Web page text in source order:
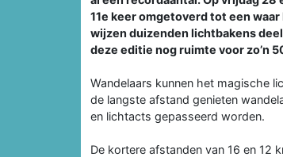
11e keer omgetoverd tot een
wijzen duizenden lichtbakens
deze editie nog ruimte voor zo’n
Wandelaars kunnen het magische
de langste afstand genieten
en lichtacts gepasseerd worden.
De kortere afstanden van 16 en 12